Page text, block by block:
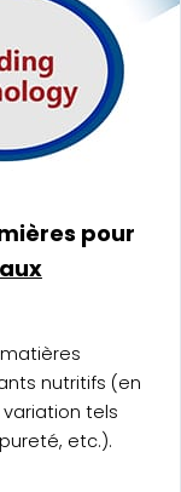
pour
nutritifs (en
tels
etc.).